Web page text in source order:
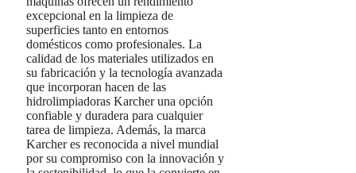
excepcional en la limpieza de
superficies tanto en entornos
domésticos como profesionales. La
calidad de los materiales utilizados en
su fabricación y la tecnología avanzada
que incorporan hacen de las
hidrolimpiadoras Karcher una opción
confiable y duradera para cualquier
tarea de limpieza. Además, la marca
Karcher es reconocida a nivel mundial
por su compromiso con la innovación y